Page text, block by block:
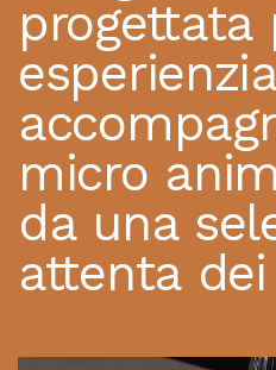
progettata
micro
da una
attenta